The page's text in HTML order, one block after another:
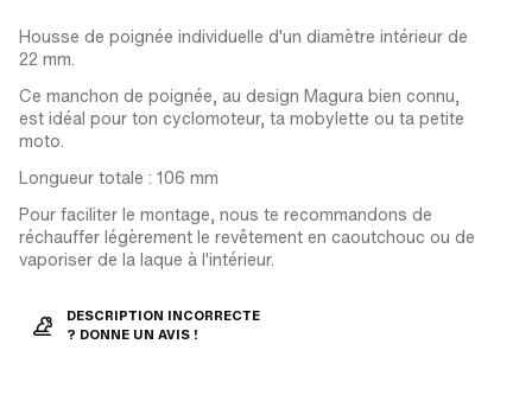
Housse de poignée individuelle d'un diamètre intérieur de
22 mm.
Ce manchon de poignée, au design Magura bien connu,
est idéal pour ton cyclomoteur, ta mobylette ou ta petite
moto.
Longueur totale : 106 mm
Pour faciliter le montage, nous te recommandons de
réchauffer légèrement le revêtement en caoutchouc ou de
vaporiser de la laque à l'intérieur.
DESCRIPTION INCORRECTE
? DONNE UN AVIS !